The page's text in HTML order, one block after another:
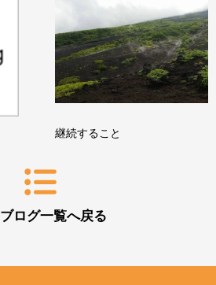
ログ一覧へ戻る
継続すること